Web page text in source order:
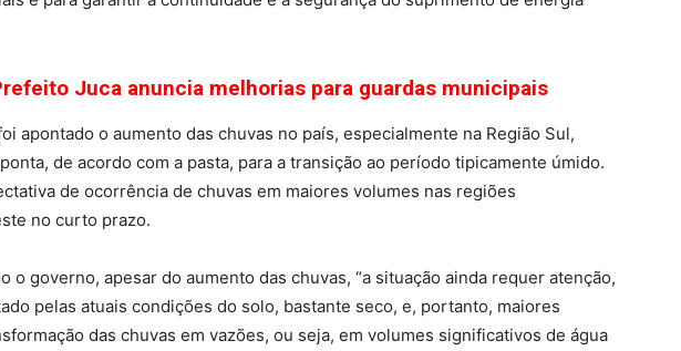
Juca anuncia melhorias para guardas municipais
apontado o aumento das chuvas no país, especialmente na Região Sul,
de acordo com a pasta, para a transição ao período tipicamente úmido.
de ocorrência de chuvas em maiores volumes nas regiões
no curto prazo.
o governo, apesar do aumento das chuvas, “a situação ainda requer atenção,
pelas atuais condições do solo, bastante seco, e, portanto, maiores
das chuvas em vazões, ou seja, em volumes significativos de água